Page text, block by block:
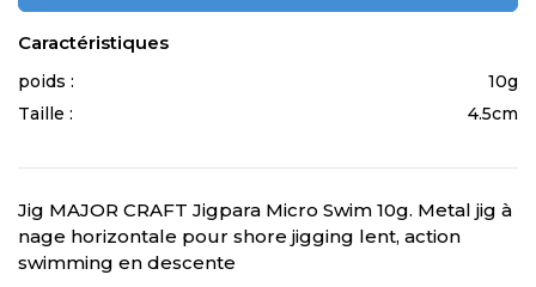
Caractéristiques
poids :
10g
Taille :
4.5cm
Jig MAJOR CRAFT Jigpara Micro Swim 10g. Metal jig à
nage horizontale pour shore jigging lent, action
swimming en descente